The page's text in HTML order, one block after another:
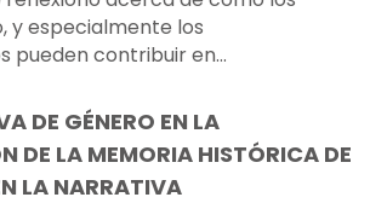
y especialmente los
pueden contribuir en...
DE GÉNERO EN LA
DE LA MEMORIA HISTÓRICA DE
LA NARRATIVA